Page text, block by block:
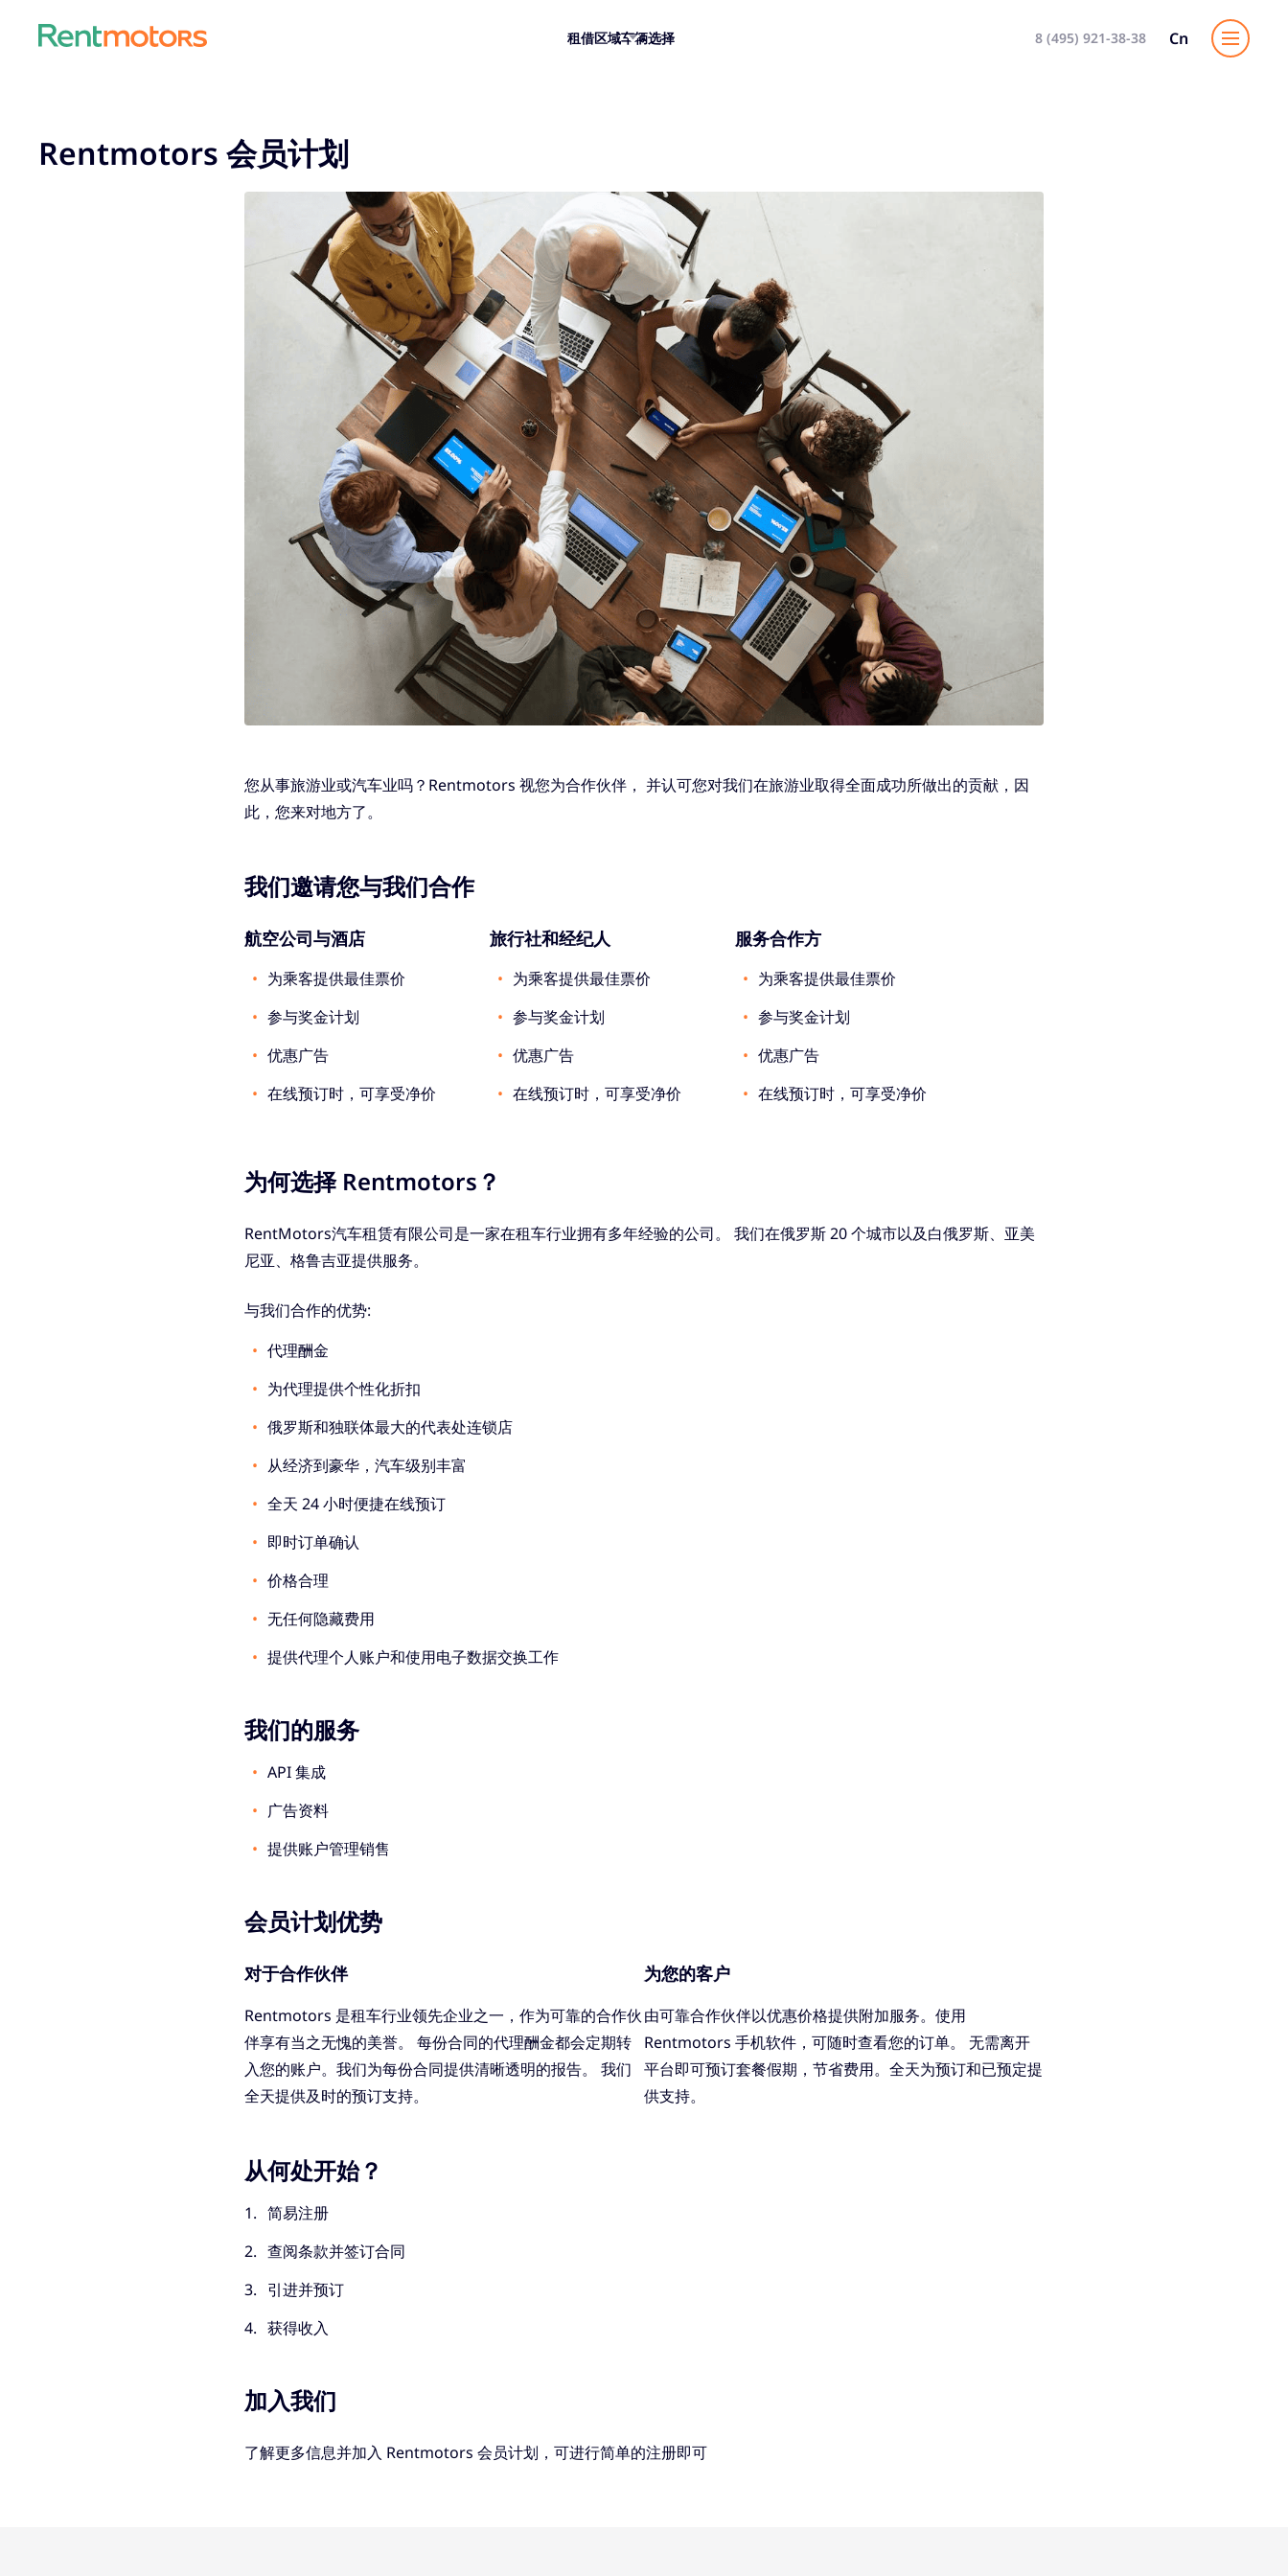
租借区域车辆选择 8 (495) 921-38-38 Cn
Rentmotors 会员计划
您从事旅游业或汽车业吗？Rentmotors 视您为合作伙伴， 并认可您对我们在旅游业取得全面成功所做出的贡献，因
此，您来对地方了。
我们邀请您与我们合作
航空公司与酒店
为乘客提供最佳票价
参与奖金计划
优惠广告
在线预订时，可享受净价
旅行社和经纪人
为乘客提供最佳票价
参与奖金计划
优惠广告
在线预订时，可享受净价
服务合作方
为乘客提供最佳票价
参与奖金计划
优惠广告
在线预订时，可享受净价
为何选择 Rentmotors？
RentMotors汽车租赁有限公司是一家在租车行业拥有多年经验的公司。 我们在俄罗斯 20 个城市以及白俄罗斯、亚美
尼亚、格鲁吉亚提供服务。
与我们合作的优势:
代理酬金
为代理提供个性化折扣
俄罗斯和独联体最大的代表处连锁店
从经济到豪华，汽车级别丰富
全天 24 小时便捷在线预订
即时订单确认
价格合理
无任何隐藏费用
提供代理个人账户和使用电子数据交换工作
我们的服务
API 集成
广告资料
提供账户管理销售
会员计划优势
对于合作伙伴
Rentmotors 是租车行业领先企业之一，作为可靠的合作伙
伴享有当之无愧的美誉。 每份合同的代理酬金都会定期转
入您的账户。我们为每份合同提供清晰透明的报告。 我们
全天提供及时的预订支持。
为您的客户
由可靠合作伙伴以优惠价格提供附加服务。使用
Rentmotors 手机软件，可随时查看您的订单。 无需离开
平台即可预订套餐假期，节省费用。全天为预订和已预定提
供支持。
从何处开始？
简易注册
查阅条款并签订合同
引进并预订
获得收入
加入我们
了解更多信息并加入 Rentmotors 会员计划，可进行简单的注册即可